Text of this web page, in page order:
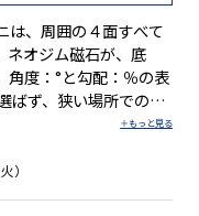
は、周囲の４面すべて
ネオジム磁石が、底
角度：°と勾配：％の表
ばず、狭い場所での測
備の設置・板金曲げ・
用できます。 ●ど
所の測定に便利なホ
）